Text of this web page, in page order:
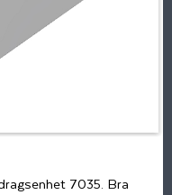
7035. Bra